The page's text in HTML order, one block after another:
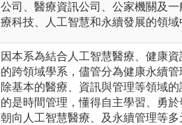
公司、醫療資訊公司、公家機關及
療科技、人工智慧和永續發展的領域
因本系為結合人工智慧醫療、健康
的跨領域學系，儘管分為健康永續
除基本的醫療、資訊與管理等領域
的是時間管理，懂得自主學習、勇
朝向人工智慧醫療、及永續管理等多